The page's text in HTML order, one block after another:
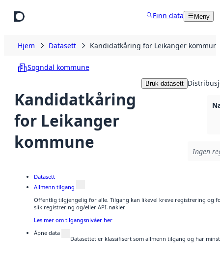
Finn data Meny
Hjem Datasett Kandidatkåring for Leikanger
Sogndal kommune
Kandidatkåring
for Leikanger
kommune
Bruk datasett
Ingen
Datasett
Allmenn tilgang
Offentlig tilgjengelig for alle. Tilgang kan likevel kreve registrering og
slik registrering og/eller API-nøkler.
Les mer om tilgangsnivåer her
Åpne data
Datasettet er klassifisert som allmenn tilgang og har